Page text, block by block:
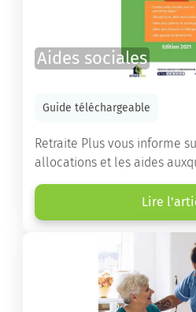
Aides sociales
Guide téléchargeable
Retraite Plus vous informe
allocations et les aides
âgées ont droit pour
de retraite ou un maintien à
Lire